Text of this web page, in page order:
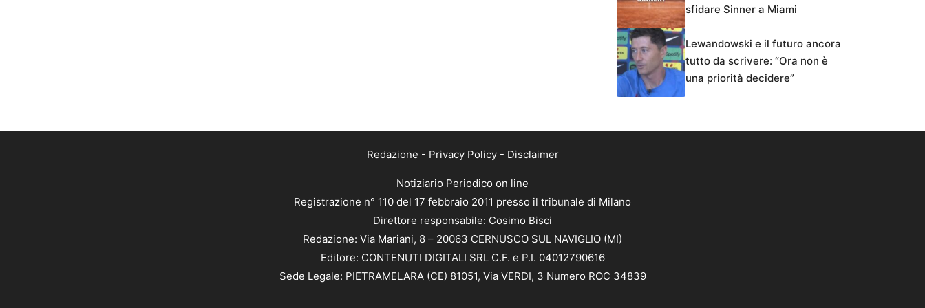
sfidare Sinner a Miami
Lewandowski e il futuro ancora
tutto da scrivere: “Ora non è
una priorità decidere”
Redazione - Privacy Policy- Disclaimer
Notiziario Periodico on line
Registrazione n° 110 del 17 febbraio 2011 presso il tribunale di Milano
Direttore responsabile: Cosimo Bisci
Redazione: Via Mariani, 8 – 20063 CERNUSCO SUL NAVIGLIO (MI)
Editore: CONTENUTI DIGITALI SRL C.F. e P.I. 04012790616
Sede Legale: PIETRAMELARA (CE) 81051, Via VERDI, 3 Numero ROC 34839